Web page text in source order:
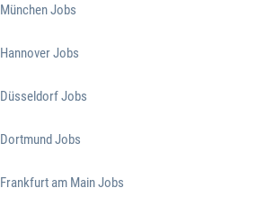
München Jobs
Hannover Jobs
Düsseldorf Jobs
Dortmund Jobs
Frankfurt am Main Jobs